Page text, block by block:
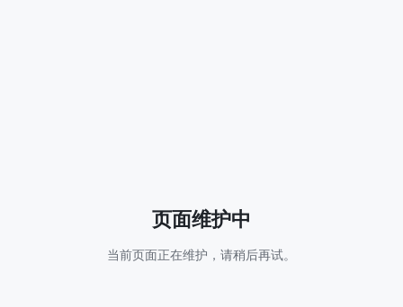
页面维护中
当前页面正在维护，请稍后再试。